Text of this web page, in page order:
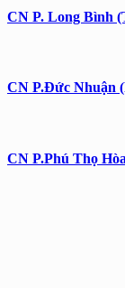
CN P. Long Bình
CN P.Đức Nhuận
CN P.Phú Thọ